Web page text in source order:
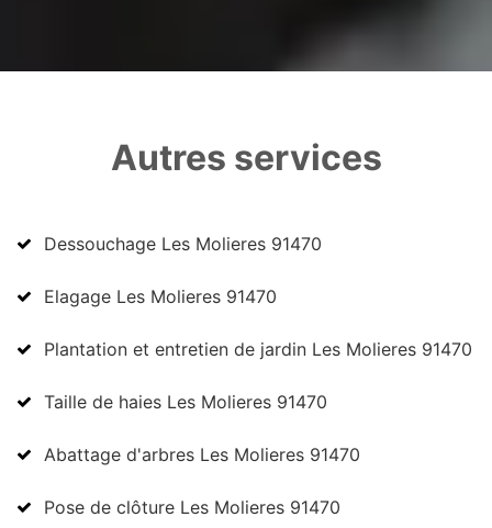
Autres services
Dessouchage Les Molieres 91470
Elagage Les Molieres 91470
Plantation et entretien de jardin Les Molieres 91470
Taille de haies Les Molieres 91470
Abattage d'arbres Les Molieres 91470
Pose de clôture Les Molieres 91470